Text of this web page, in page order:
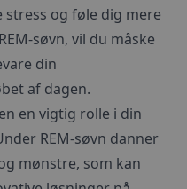
og føle dig mere
søvn, vil du måske
din
af dagen.
en vigtig rolle i din
REM-søvn danner
mønstre, som kan